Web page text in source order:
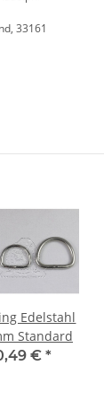
33161
Edelstahl
Standard
€ *